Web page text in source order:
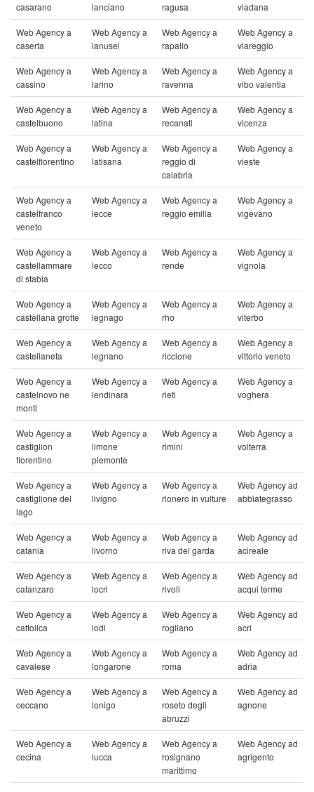
casarano
lanciano
ragusa
viadana
Web Agency a
caserta
Web Agency a
lanusei
Web Agency a
rapallo
Web Agency a
viareggio
Web Agency a
cassino
Web Agency a
larino
Web Agency a
ravenna
Web Agency a
vibo valentia
Web Agency a
castelbuono
Web Agency a
latina
Web Agency a
recanati
Web Agency a
vicenza
Web Agency a
castelfiorentino
Web Agency a
latisana
Web Agency a
reggio di
calabria
Web Agency a
vieste
Web Agency a
castelfranco
veneto
Web Agency a
lecce
Web Agency a
reggio emilia
Web Agency a
vigevano
Web Agency a
castellammare
di stabia
Web Agency a
lecco
Web Agency a
rende
Web Agency a
vignola
Web Agency a
castellana grotte
Web Agency a
legnago
Web Agency a
rho
Web Agency a
viterbo
Web Agency a
castellaneta
Web Agency a
legnano
Web Agency a
riccione
Web Agency a
vittorio veneto
Web Agency a
castelnovo ne
monti
Web Agency a
lendinara
Web Agency a
rieti
Web Agency a
voghera
Web Agency a
castiglion
fiorentino
Web Agency a
limone
piemonte
Web Agency a
rimini
Web Agency a
volterra
Web Agency a
castiglione del
lago
Web Agency a
livigno
Web Agency a
rionero in vulture
Web Agency ad
abbiategrasso
Web Agency a
catania
Web Agency a
livorno
Web Agency a
riva del garda
Web Agency ad
acireale
Web Agency a
catanzaro
Web Agency a
locri
Web Agency a
rivoli
Web Agency ad
acqui terme
Web Agency a
cattolica
Web Agency a
lodi
Web Agency a
rogliano
Web Agency ad
acri
Web Agency a
cavalese
Web Agency a
longarone
Web Agency a
roma
Web Agency ad
adria
Web Agency a
ceccano
Web Agency a
lonigo
Web Agency a
roseto degli
abruzzi
Web Agency ad
agnone
Web Agency a
cecina
Web Agency a
lucca
Web Agency a
rosignano
marittimo
Web Agency ad
agrigento